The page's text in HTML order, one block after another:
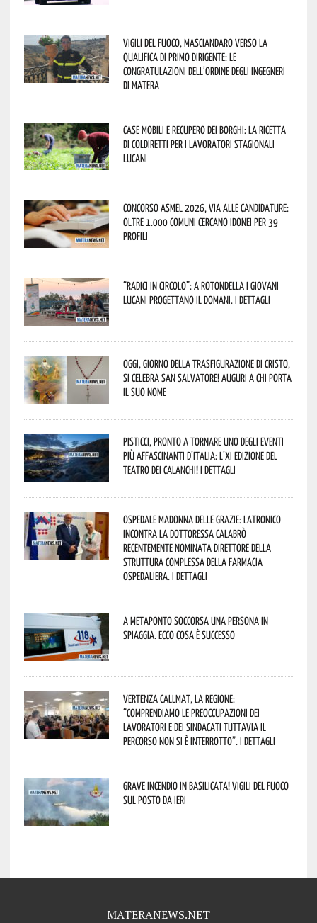
Vigili del Fuoco, Masciandaro verso la
qualifica di Primo Dirigente: le
congratulazioni dell’Ordine degli Ingegneri
di Matera
Case mobili e recupero dei borghi: la ricetta
di Coldiretti per i lavoratori stagionali
lucani
Concorso Asmel 2026, via alle candidature:
oltre 1.000 Comuni cercano idonei per 39
profili
“Radici in Circolo”: a Rotondella i giovani
lucani progettano il domani. I dettagli
Oggi, giorno della Trasfigurazione di Cristo,
si celebra San Salvatore! Auguri a chi porta
il suo nome
Pisticci, pronto a tornare uno degli eventi
più affascinanti d’Italia: l’XI edizione del
Teatro dei Calanchi! I dettagli
Ospedale Madonna delle Grazie: Latronico
incontra la dottoressa Calabrò
recentemente nominata Direttore della
Struttura Complessa della Farmacia
Ospedaliera. I dettagli
A Metaponto soccorsa una persona in
spiaggia. Ecco cosa è successo
Vertenza CallMat, la Regione:
“comprendiamo le preoccupazioni dei
lavoratori e dei sindacati tuttavia il
percorso non si è interrotto”. I dettagli
Grave incendio in Basilicata! Vigili del fuoco
sul posto da ieri
MATERANEWS.NET